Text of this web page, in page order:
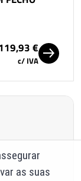
€
c/ IVA
as suas